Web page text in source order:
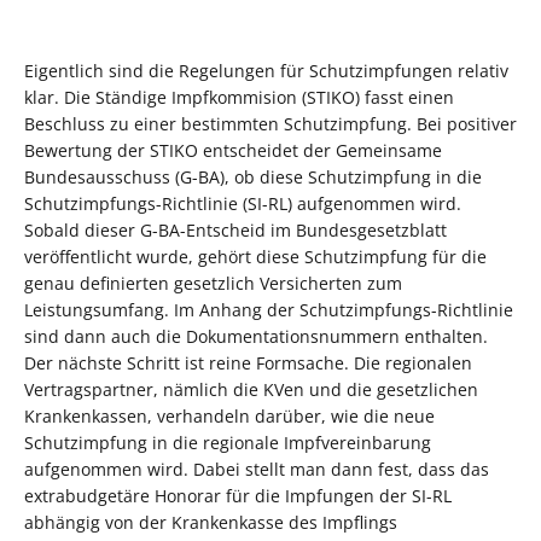
Eigentlich sind die Regelungen für Schutzimpfungen relativ
klar. Die Ständige Impfkommision (STIKO) fasst einen
Beschluss zu einer bestimmten Schutzimpfung. Bei positiver
Bewertung der STIKO entscheidet der Gemeinsame
Bundesausschuss (G-BA), ob diese Schutzimpfung in die
Schutzimpfungs-Richtlinie (SI-RL) aufgenommen wird.
Sobald dieser G-BA-Entscheid im Bundesgesetzblatt
veröffentlicht wurde, gehört diese Schutzimpfung für die
genau definierten gesetzlich Versicherten zum
Leistungsumfang. Im Anhang der Schutzimpfungs-Richtlinie
sind dann auch die Dokumentationsnummern enthalten.
Der nächste Schritt ist reine Formsache. Die regionalen
Vertragspartner, nämlich die KVen und die gesetzlichen
Krankenkassen, verhandeln darüber, wie die neue
Schutzimpfung in die regionale Impfvereinbarung
aufgenommen wird. Dabei stellt man dann fest, dass das
extrabudgetäre Honorar für die Impfungen der SI-RL
abhängig von der Krankenkasse des Impflings